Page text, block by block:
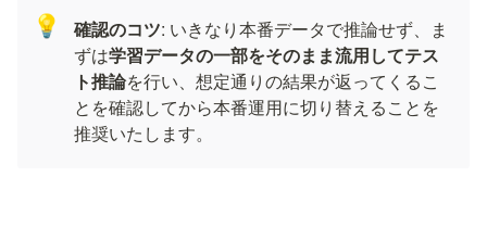
💡 確認のコツ: いきなり本番データで推論せず、ま
ずは学習データの一部をそのまま流用してテス
ト推論を行い、想定通りの結果が返ってくるこ
とを確認してから本番運用に切り替えることを
推奨いたします。